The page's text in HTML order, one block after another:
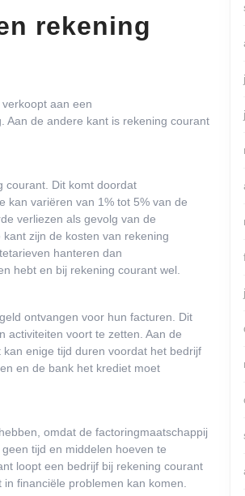
rekening
aan een
Aan de andere kant is rekening courant
courant. Dit komt doordat
kan variëren van 1% tot 5% van de
verliezen als gevolg van de
zijn de kosten van rekening
hanteren dan
hebt en bij rekening courant wel.
ontvangen voor hun facturen. Dit
activiteiten voort te zetten. Aan de
enige tijd duren voordat het bedrijf
en de bank het krediet moet
omdat de factoringmaatschappij
tijd en middelen hoeven te
loopt een bedrijf bij rekening courant
financiële problemen kan komen.